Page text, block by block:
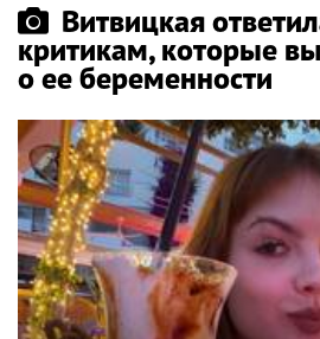
Витвицкая
критикам, которые
о ее беременности